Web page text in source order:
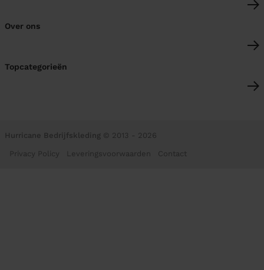
Over ons
Topcategorieën
Hurricane Bedrijfskleding © 2013 - 2026
Privacy Policy Leveringsvoorwaarden Contact